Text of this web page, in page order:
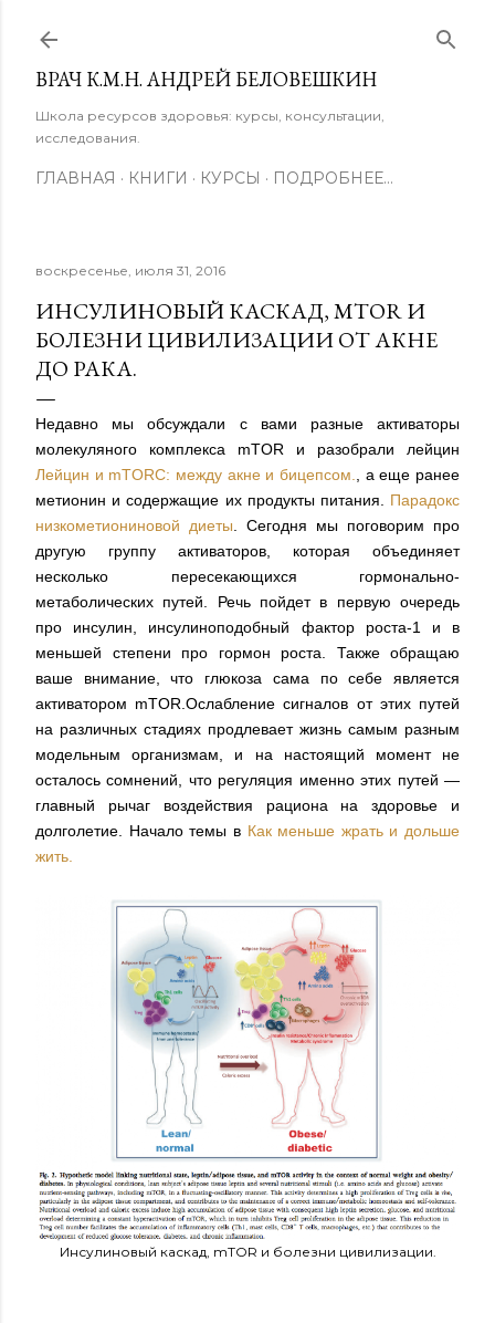
ВРАЧ К.М.Н. АНДРЕЙ БЕЛОВЕШКИН
Школа ресурсов здоровья: курсы, консультации,
исследования.
ГЛАВНАЯ КНИГИ КУРСЫ ПОДРОБНЕЕ…
воскресенье, июля 31, 2016
ИНСУЛИНОВЫЙ КАСКАД, MTOR И
БОЛЕЗНИ ЦИВИЛИЗАЦИИ ОТ АКНЕ
ДО РАКА.
Недавно мы обсуждали с вами разные активаторы
молекуляного комплекса mTOR и разобрали лейцин
Лейцин и mTORС: между акне и бицепсом.
, а еще ранее
метионин и содержащие их продукты питания. Парадокс
низкометиониновой диеты . Сегодня мы поговорим про
другую группу активаторов, которая объединяет
несколько пересекающихся гормонально-
метаболических путей. Речь пойдет в первую очередь
про инсулин, инсулиноподобный фактор роста-1 и в
меньшей степени про гормон роста. Также обращаю
ваше внимание, что глюкоза сама по себе является
активатором mTOR.Ослабление сигналов от этих путей
на различных стадиях продлевает жизнь самым разным
модельным организмам, и на настоящий момент не
осталось сомнений, что регуляция именно этих путей —
главный рычаг воздействия рациона на здоровье и
долголетие. Начало темы в Как меньше жрать и дольше
жить.
Инсулиновый каскад, mTOR и болезни цивилизации.